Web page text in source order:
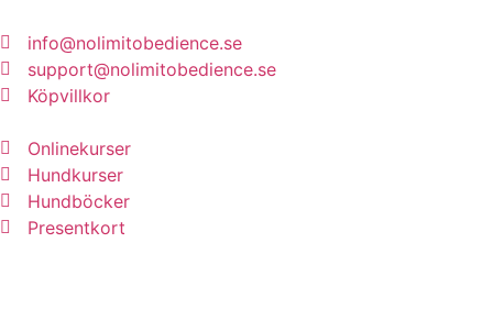
info@nolimitobedience.se
support@nolimitobedience.se
Köpvillkor
Onlinekurser
Hundkurser
Hundböcker
Presentkort